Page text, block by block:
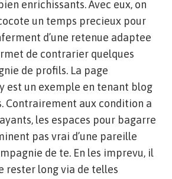
enrichissants. Avec eux, on
un temps precieux pour
d’une retenue adaptee
de contrarier quelques
de profils. La page
est un exemple en tenant blog
Contrairement aux condition a
les espaces pour bagarre
pas vrai d’une pareille
de te. En les imprevu, il
rester long via de telles